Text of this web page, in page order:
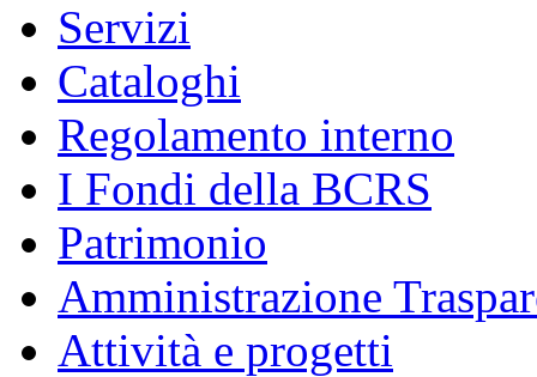
Servizi
Cataloghi
Regolamento interno
I Fondi della BCRS
Patrimonio
Amministrazione
Attività e progetti